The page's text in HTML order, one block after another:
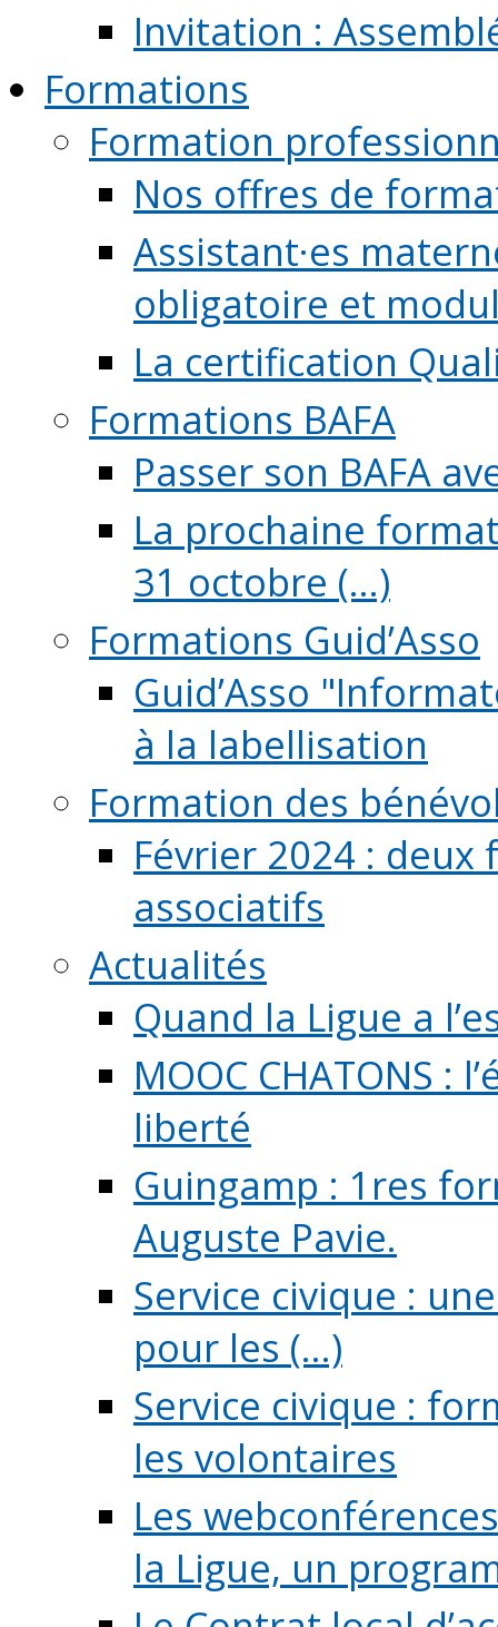
Invitation :
Formations
Formation
Nos offres de
Assistant·es
obligatoire et
La certification
Formations BAFA
Passer son BAFA
La prochaine
31 octobre (...)
Formations Guid’Asso
Guid’Asso
à la labellisation
Formation des
Février 2024 :
associatifs
Actualités
Quand la Ligue a
MOOC CHATONS
liberté
Guingamp : 1res
Auguste Pavie.
Service civique :
pour les (...)
Service civique :
les volontaires
Les
la Ligue, un